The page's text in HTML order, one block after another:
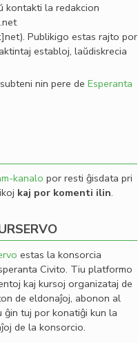
kontakti la redakcion
.net
. Publikigo estas rajto por
establoj, laŭdiskrecia
nin pere de Esperanta
kanalo por resti ĝisdata pri
kaj por komenti ilin.
estas la konsorcia
Civito. Tiu platformo
kaj kursoj organizataj de
de eldonaĵoj, abonon al
ĝin tuj por konatiĝi kun la
de la konsorcio.